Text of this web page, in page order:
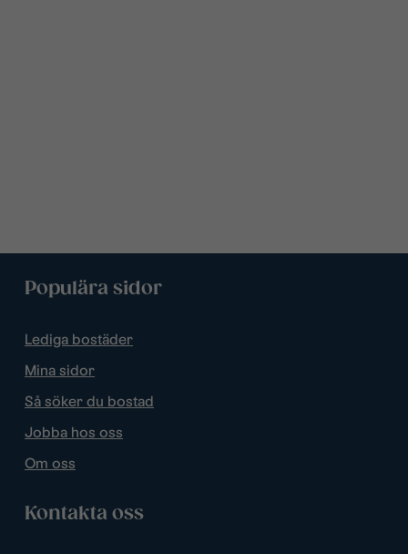
Populära sidor
Lediga bostäder
Mina sidor
Så söker du bostad
Jobba hos oss
Om oss
Kontakta oss